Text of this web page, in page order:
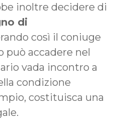
inoltre decidere di
di
così il coniuge
può accadere nel
vada incontro a
condizione
costituisca una